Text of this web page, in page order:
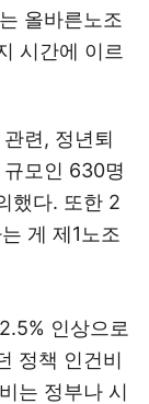
올바른노조
시간에 이르
련, 정년퇴
모인 630명
했다. 또한 2
게 제1노조
인상으로
정책 인건비
는 정부나 시